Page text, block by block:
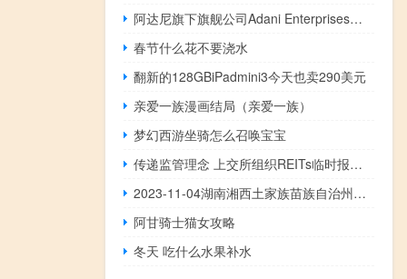
阿达尼旗下旗舰公司Adani Enterprises第二财季净利润22.8亿卢比同比下降50%
春节什么花不要浇水
翻新的128GBiPadmini3今天也卖290美元
亲爱一族漫画结局（亲爱一族）
梦幻西游坐骑怎么召唤宝宝
传递监管理念 上交所组织REITs临时报告指引培训
2023-11-04湖南湘西土家族苗族自治州永顺县(松树菌)的报价是多少
阿甘骑士猫女攻略
冬天 吃什么水果补水